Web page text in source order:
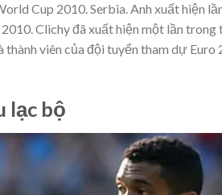
Cup 2010. Serbia. Anh xuất hiện
Clichy đã xuất hiện một lần
thành viên của đội tuyển tham dự
lạc bộ